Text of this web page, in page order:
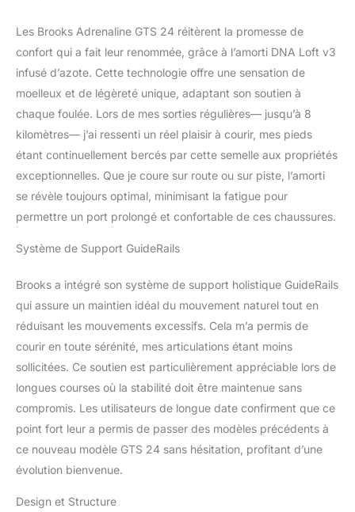
chaussures Brooks
Adrenaline GTS 24 sont
certifiées PDAC A5500
pour diabétiques et ont
reçu le sceau
d’approbation de l'APMA.
Prédécesseur :
Système de soutien
holistique GuideRails :
notre technologie
innovante soutient votre
mouvement naturel tout
mouvement.
Rembourrage dynamique
: la mousse de la semelle
intermédiaire DNA Loft
v3 infusée d'azote offre
un amorti souple et fluide
foulée unique pour un
confort léger kilomètre
après kilomètre. Tige de
qualité : la tige en maille
Les Brooks Adrenaline GTS 24 réitèrent la promesse de
confort qui a fait leur renommée, grâce à l’amorti DNA Loft v3
infusé d’azote. Cette technologie offre une sensation de
moelleux et de légèreté unique, adaptant son soutien à
chaque foulée. Lors de mes sorties régulières— jusqu’à 8
kilomètres— j’ai ressenti un réel plaisir à courir, mes pieds
étant continuellement bercés par cette semelle aux propriétés
exceptionnelles. Que je coure sur route ou sur piste, l’amorti
se révèle toujours optimal, minimisant la fatigue pour
permettre un port prolongé et confortable de ces chaussures.
Système de Support GuideRails
Brooks a intégré son système de support holistique GuideRails
qui assure un maintien idéal du mouvement naturel tout en
réduisant les mouvements excessifs. Cela m’a permis de
courir en toute sérénité, mes articulations étant moins
sollicitées. Ce soutien est particulièrement appréciable lors de
longues courses où la stabilité doit être maintenue sans
compromis. Les utilisateurs de longue date confirment que ce
point fort leur a permis de passer des modèles précédents à
ce nouveau modèle GTS 24 sans hésitation, profitant d’une
évolution bienvenue.
Design et Structure